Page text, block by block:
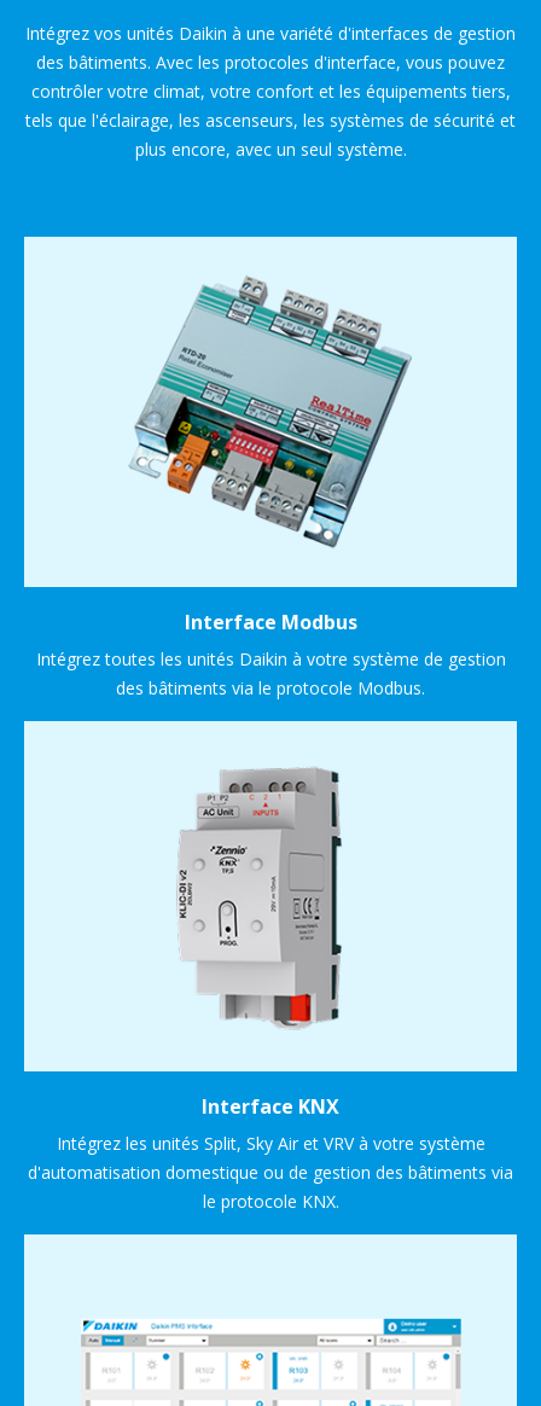
Intégrez vos unités Daikin à une variété d'interfaces de gestion
des bâtiments. Avec les protocoles d'interface, vous pouvez
contrôler votre climat, votre confort et les équipements tiers,
tels que l'éclairage, les ascenseurs, les systèmes de sécurité et
plus encore, avec un seul système.
Interface Modbus
Intégrez toutes les unités Daikin à votre système de gestion
des bâtiments via le protocole Modbus.
Interface KNX
Intégrez les unités Split, Sky Air et VRV à votre système
d'automatisation domestique ou de gestion des bâtiments via
le protocole KNX.